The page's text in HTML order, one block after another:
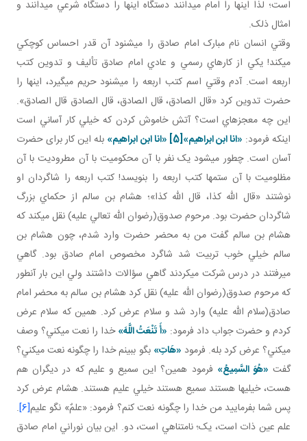
است؛ لذا اينها را امام مي دانند دستگاه اينها را دستگاه شرعي مي دانند و
امثال ذلک.
وقتي انسان نام مبارک امام صادق را مي شنود آن قدر احساس کوچکي
مي کند! يکي از کارهاي رسمي و عادي امام صادق تأليف و تدوين کتب
اربعه است. آدم وقتي اسم کتب اربعه را مي شنود حريم مي گيرد، اينها را
حضرت تدوين کرد «قال الصادق، قال الصادق، قال الصادق قال الصادق».
اين چه معجزه اي است؟ آتش خاموش کردن که خيلي کار آساني است
اينکه فرمود: «انا ابن ابراهيم»[5] «انا ابن ابراهيم» بله اين کار برای حضرت
آسان است. چطور می­شود يک نفر با آن محکوميت با آن مطروديت با آن
مظلوميت با آن ستم ها کتب اربعه را بنويسد! کتب اربعه را شاگردان او
نوشتند «قال الله کذا، قال الله کذا»؛ هشام بن سالم از حکماي بزرگ
شاگردان حضرت بود. مرحوم صدوق(رضوان الله تعالي عليه) نقل مي کند که
هشام بن سالم گفت من به محضر حضرت وارد شدم، چون هشام بن
سالم خيلي خوب تربيت شد شاگرد مخصوص امام صادق بود. گاهي
مي رفتند در درس شرکت مي کردند گاهي سؤالات داشتند ولي اين بار آن طور
که مرحوم صدوق(رضوان الله عليه) نقل کرد هشام بن سالم به محضر امام
صادق(سلام الله عليه) وارد شد و سلام عرض کرد. همين که سلام عرض
کردم و حضرت جواب داد فرمود: «أَ تَنْعَتُ اللَّهَ»خدا را نعت مي کني؟ وصف
مي کني؟ عرض کرد بله. فرمود «هَاتِ» بگو ببينم خدا را چگونه نعت مي کني؟
گفت «هُوَ السَّمِيعُ» فرمود همين؟ اين سميع و عليم که در ديگران هم
هست، خيلي ها هستند سميع هستند خيلي عليم هستند. هشام عرض کرد
پس شما بفرماييد من خدا را چگونه نعت کنم؟ فرمود: «علمٌ» نگو عليم[6]
.
علم عين ذات است، يک؛ نامتناهي است، دو. اين بيان نوراني امام صادق